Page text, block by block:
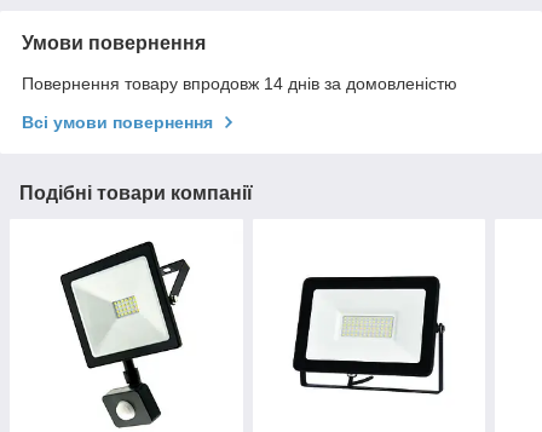
Умови повернення
Повернення товару впродовж 14 днів за домовленістю
Всі умови повернення
Подібні товари компанії